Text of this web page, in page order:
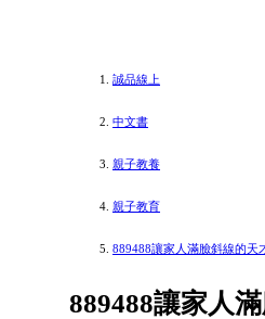
誠品線上
中文書
親子教養
親子教育
889488讓家人滿臉斜線的天
889488讓家人